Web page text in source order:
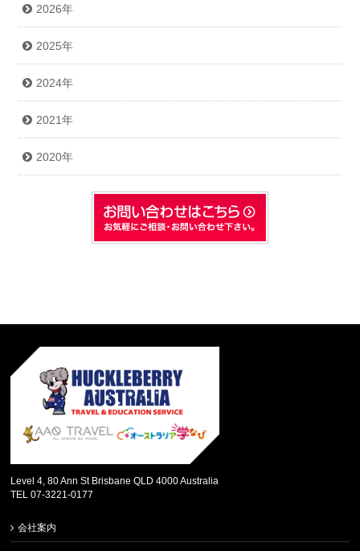
2026年
2025年
2024年
2021年
2020年
Level 4, 80 Ann St Brisbane QLD 4000 Australia
TEL 07-3221-0177
会社案内